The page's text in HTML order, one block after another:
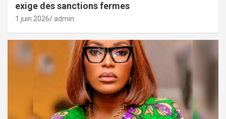
exige des sanctions fermes
1 juin 2026 admin